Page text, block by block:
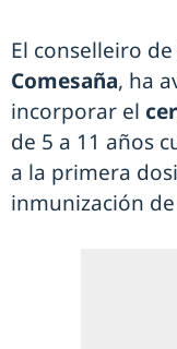
El conselleiro
Comesaña, ha
incorporar el
de 5 a 11 años
a la primera
inmunización